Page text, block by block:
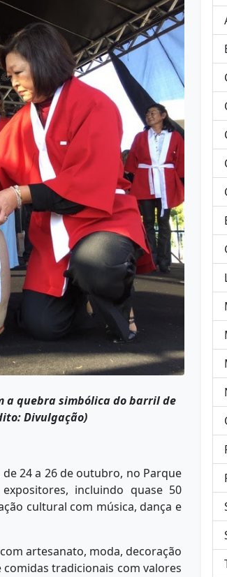
a quebra simbólica do barril de
Divulgação)
24 a 26 de outubro, no Parque
incluindo quase 50
cultural com música, dança e
artesanato, moda, decoração
tradicionais com valores